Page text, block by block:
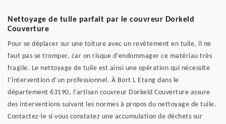
Nettoyage de tuile parfait par le couvreur Dorkeld
Couverture
Pour se déplacer sur une toiture avec un revêtement en tuile, il ne
faut pas se tromper, car on risque d’endommager ce matériau très
fragile. Le nettoyage de tuile est ainsi une opération qui nécessite
l’intervention d’un professionnel. À Bort L Etang dans le
département 63190, l’artisan couvreur Dorkeld Couverture assure
des interventions suivant les normes à propos du nettoyage de tuile.
Contactez-le si vous constatez une accumulation de déchets sur